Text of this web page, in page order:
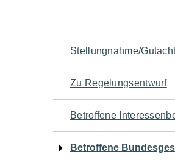
Navigation
für
den
Seiteninhalt
Stellungnahme/
Zu Regelungsentwurf
Betroffene
Betroffene